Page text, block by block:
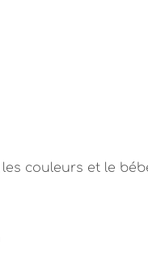
couleurs et le